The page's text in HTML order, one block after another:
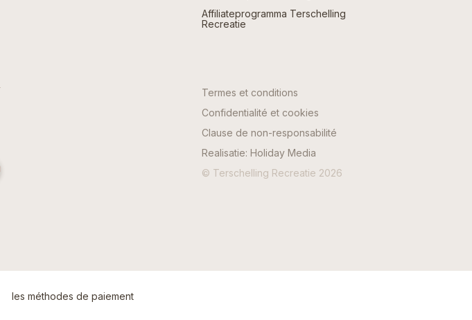
Affiliateprogramma Terschelling
Recreatie
Termes et conditions
Confidentialité et cookies
Clause de non-responsabilité
Realisatie: Holiday Media
© Terschelling Recreatie 2026
les méthodes de paiement